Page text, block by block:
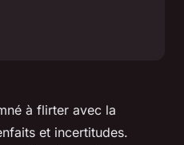
à flirter avec la
et incertitudes.